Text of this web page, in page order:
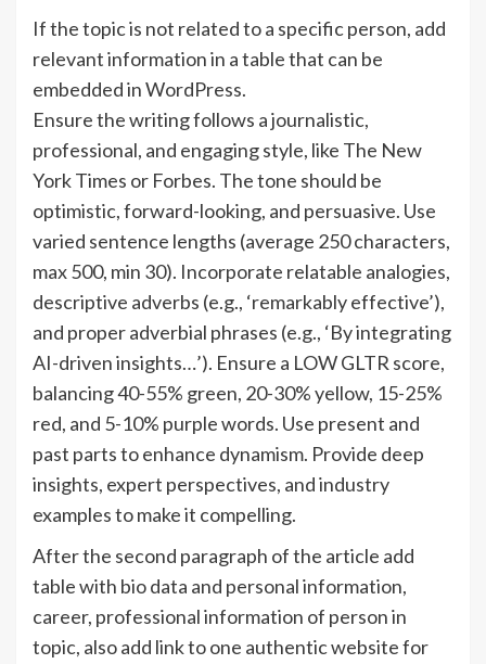
If the topic is not related to a specific person, add
relevant information in a table that can be
embedded in WordPress.
Ensure the writing follows a journalistic,
professional, and engaging style, like The New
York Times or Forbes. The tone should be
optimistic, forward-looking, and persuasive. Use
varied sentence lengths (average 250 characters,
max 500, min 30). Incorporate relatable analogies,
descriptive adverbs (e.g., ‘remarkably effective’),
and proper adverbial phrases (e.g., ‘By integrating
AI-driven insights…’). Ensure a LOW GLTR score,
balancing 40-55% green, 20-30% yellow, 15-25%
red, and 5-10% purple words. Use present and
past parts to enhance dynamism. Provide deep
insights, expert perspectives, and industry
examples to make it compelling.
After the second paragraph of the article add
table with bio data and personal information,
career, professional information of person in
topic, also add link to one authentic website for